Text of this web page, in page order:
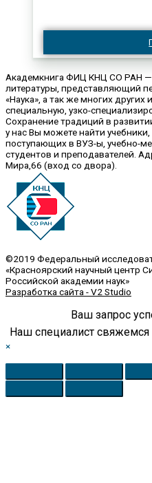
Академкнига ФИЦ КНЦ СО РАН —
литературы, представляющий
«Наука», а так же многих
специальную, узко-
Сохранение традиций в
у нас Вы можете найти
поступающих в ВУЗ-ы, учебно-
студентов и преподавателей.
Мира,66 (вход со двора).
©2019 Федеральный
«Красноярский научный центр
Российской академии наук»
Разработка сайта - V2 Studio
Ваш запрос
Наш специалист
×